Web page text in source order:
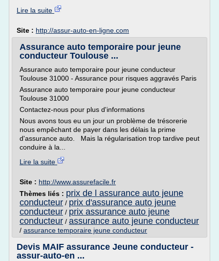
Lire la suite
Site : http://assur-auto-en-ligne.com
Assurance auto temporaire pour jeune
conducteur Toulouse ...
Assurance auto temporaire pour jeune conducteur
Toulouse 31000 - Assurance pour risques aggravés Paris
Assurance auto temporaire pour jeune conducteur
Toulouse 31000
Contactez-nous pour plus d'informations
Nous avons tous eu un jour un problème de trésorerie
nous empêchant de payer dans les délais la prime
d'assurance auto. Mais la régularisation trop tardive peut
conduire à la...
Lire la suite
Site : http://www.assurefacile.fr
Thèmes liés : prix de l assurance auto jeune
conducteur / prix d'assurance auto jeune
conducteur / prix assurance auto jeune
conducteur / assurance auto jeune conducteur
/ assurance temporaire jeune conducteur
Devis MAIF assurance Jeune conducteur -
assur-auto-en ...